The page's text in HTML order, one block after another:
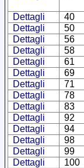
Dettagli
40
Dettagli
50
Dettagli
56
Dettagli
58
Dettagli
61
Dettagli
69
Dettagli
71
Dettagli
78
Dettagli
83
Dettagli
92
Dettagli
94
Dettagli
98
Dettagli
99
Dettagli
100